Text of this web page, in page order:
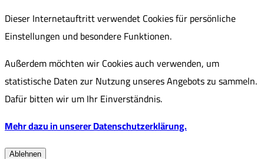
Dieser Internetauftritt verwendet Cookies für persönliche
Einstellungen und besondere Funktionen.
Außerdem möchten wir Cookies auch verwenden, um
statistische Daten zur Nutzung unseres Angebots zu sammeln.
Dafür bitten wir um Ihr Einverständnis.
Mehr dazu in unserer Datenschutzerklärung.
Ablehnen